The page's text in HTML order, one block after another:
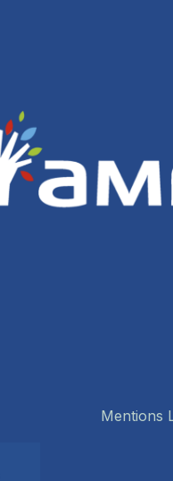
Mentions